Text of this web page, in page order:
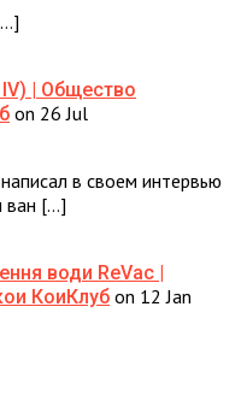
| Общество
on 26 Jul
в своем интервью
ван […]
води ReVac |
КоиКлуб on 12 Jan